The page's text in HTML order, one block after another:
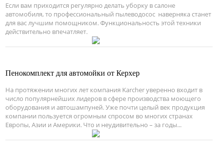
Если вам приходится регулярно делать уборку в салоне
автомобиля, то профессиональный пылеводосос наверняка станет
для вас лучшим помощником. Функциональность этой техники
действительно впечатляет.
Пенокомплект для автомойки от Керхер
На протяжении многих лет компания Karcher уверенно входит в
число популярнейших лидеров в сфере производства моющего
оборудования и автошампуней. Уже почти целый век продукция
компании пользуется огромным спросом во многих странах
Европы, Азии и Америки. Что и неудивительно – за годы...